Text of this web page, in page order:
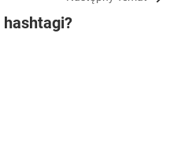
FACEBOOK
TIKTOK